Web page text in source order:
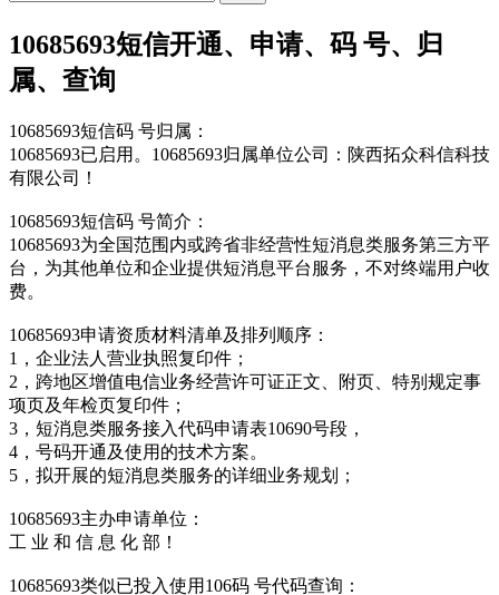
10685693短信开通、申请、码 号、归
属、查询
10685693短信码 号归属：
10685693已启用。10685693归属单位公司：陕西拓众科信科技
有限公司！
10685693短信码 号简介：
10685693为全国范围内或跨省非经营性短消息类服务第三方平
台，为其他单位和企业提供短消息平台服务，不对终端用户收
费。
10685693申请资质材料清单及排列顺序：
1，企业法人营业执照复印件；
2，跨地区增值电信业务经营许可证正文、附页、特别规定事
项页及年检页复印件；
3，短消息类服务接入代码申请表10690号段，
4，号码开通及使用的技术方案。
5，拟开展的短消息类服务的详细业务规划；
10685693主办申请单位：
工 业 和 信 息 化 部！
10685693类似已投入使用106码 号代码查询：